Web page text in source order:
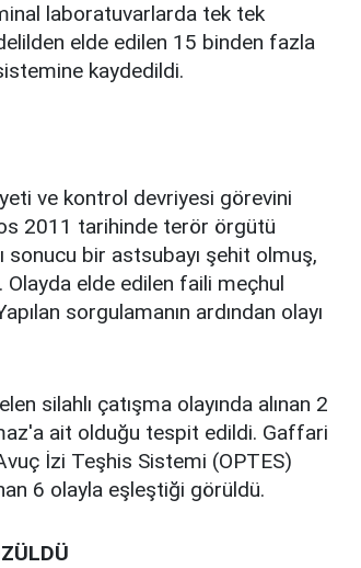
laboratuvarlarda tek tek
elde edilen 15 binden fazla
kaydedildi.
ve kontrol devriyesi görevini
2011 tarihinde terör örgütü
sonucu bir astsubayı şehit olmuş,
Olayda elde edilen faili meçhul
sorgulamanın ardından olayı
silahlı çatışma olayında alınan 2
ait olduğu tespit edildi. Gaffari
İzi Teşhis Sistemi (OPTES)
6 olayla eşleştiği görüldü.